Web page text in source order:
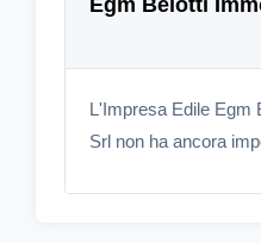
Egm Belotti
L'Impresa Edile Egm
Srl non ha ancora